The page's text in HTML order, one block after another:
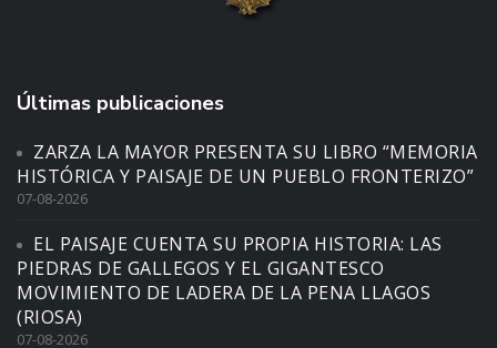
Últimas publicaciones
ZARZA LA MAYOR PRESENTA SU LIBRO “MEMORIA
HISTÓRICA Y PAISAJE DE UN PUEBLO FRONTERIZO”
07-08-2026
EL PAISAJE CUENTA SU PROPIA HISTORIA: LAS
PIEDRAS DE GALLEGOS Y EL GIGANTESCO
MOVIMIENTO DE LADERA DE LA PENA LLAGOS
(RIOSA)
07-08-2026